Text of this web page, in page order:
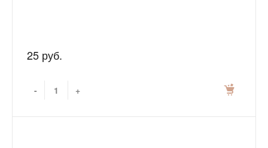
25 руб.
- +